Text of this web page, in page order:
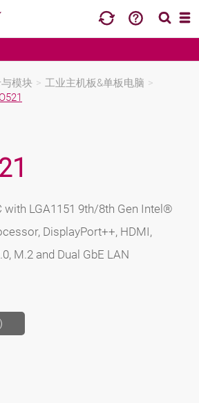
模块 > 工业主机板&单板电脑 >
with LGA1151 9th/8th Gen Intel®
DisplayPort++, HDMI,
M.2 and Dual GbE LAN